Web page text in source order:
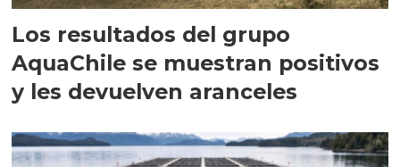
Los resultados del grupo
AquaChile se muestran positivos
y les devuelven aranceles